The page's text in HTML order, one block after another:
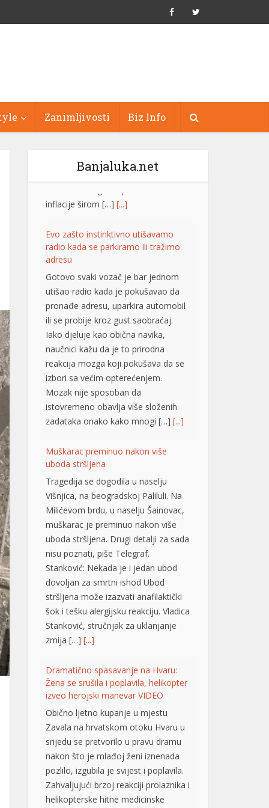
Zanimljivosti Biz Info
Banjaluka.net
Evo zašto instinktivno utišavamo
adresu
Gotovo svaki vozač je bar jednom
utišao radio kada je pokušavao da
pronađe adresu, uparkira automobil
ili se probije kroz gust saobraćaj.
Iako djeluje kao obična navika,
naučnici kažu da je to prirodna
reakcija mozga koji pokušava da se
izbori sa većim opterećenjem.
Mozak nije sposoban da
istovremeno obavlja više složenih
zadataka onako kako mnogi […]
Muškarac preminuo nakon više
Tragedija se dogodila u naselju
Višnjica, na beogradskoj Paliluli. Na
Milićevom brdu, u naselju Šainovac,
muškarac je preminuo nakon više
uboda stršljena. Drugi detalji za sada
nisu poznati, piše Telegraf.
Stanković: Nekada je i jedan ubod
dovoljan za smrtni ishod Ubod
stršljena može izazvati anafilaktički
šok i tešku alergijsku reakciju. Vladica
Stanković, stručnjak za uklanjanje
zmija […][...]
Dramatično spasavanje na Hvaru:
izveo herojski manevar VIDEO
Obično ljetno kupanje u mjestu
Zavala na hrvatskom otoku Hvaru u
srijedu se pretvorilo u pravu dramu
nakon što je mlađoj ženi iznenada
pozlilo, izgubila je svijest i poplavila.
Zahvaljujući brzoj reakciji prolaznika i
helikopterske hitne medicinske
službe (HEMS), žena je na kraju
pokazala znakove oporavka.